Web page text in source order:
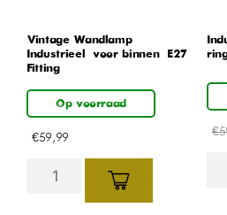
Vintage Wandlamp –
Industrieel – voor binnen – E27
Fitting
Op voorraad
€59,99 €